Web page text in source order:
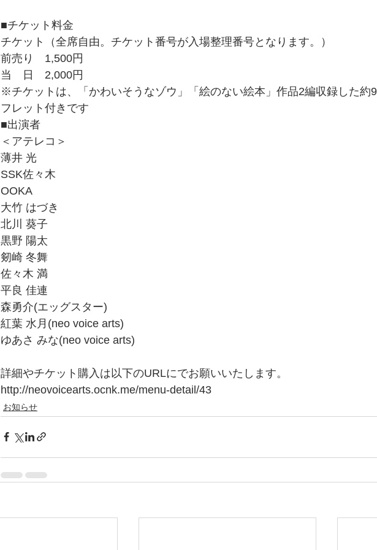
■チケット料金
チケット（全席自由。チケット番号が入場整理番号となります。）
前売り　1,500円
当　日　2,000円
※チケットは、「かわいそうなゾウ」「絵のない絵本」作品2編収録した約
フレット付きです
■出演者
＜アテレコ＞
薄井 光
SSK佐々木
OOKA
大竹 はづき
北川 葵子
黒野 陽太
剱崎 冬舞
佐々木 満
平良 佳連
森勇介(エッグスター)
紅葉 水月(neo voice arts)
ゆあさ みな(neo voice arts)
詳細やチケット購入は以下のURLにでお願いいたします。
http://neovoicearts.ocnk.me/menu-detail/43
お知らせ